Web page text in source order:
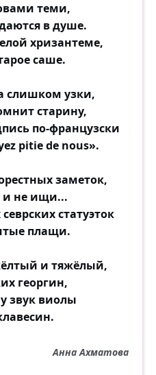
теми,
в душе.
хризантеме,
саше.
слишком узки,
старину,
по-французски
pitie de nous».
заметок,
и не ищи...
статуэток
плащи.
и тяжёлый,
георгин,
звук виолы
Анна Ахматова